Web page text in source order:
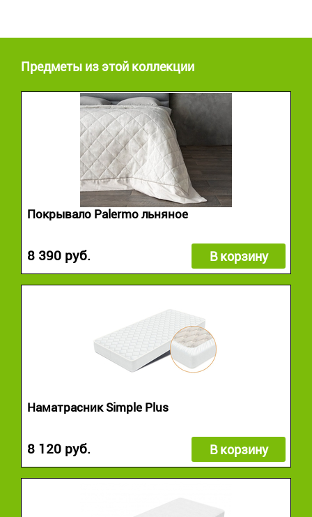
Предметы из этой коллекции
Покрывало Palermo льняное
8 390 руб. В корзину
Наматрасник Simple Plus
8 120 руб. В корзину